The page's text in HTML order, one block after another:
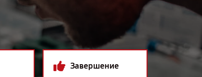
Завершение